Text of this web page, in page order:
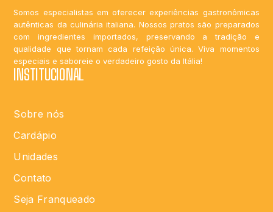
Somos especialistas em oferecer experiências gastronômicas
autênticas da culinária italiana. Nossos pratos são preparados
com ingredientes importados, preservando a tradição e
qualidade que tornam cada refeição única. Viva momentos
especiais e saboreie o verdadeiro gosto da Itália!
INSTITUCIONAL
Sobre nós
Cardápio
Unidades
Contato
Seja Franqueado